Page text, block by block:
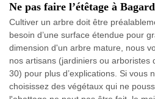
Ne pas faire l’étêtage à
Cultiver un arbre doit être
besoin d’une surface étendue pour
dimension d'un arbre mature, nous
nos artisans (jardiniers ou arboristes
30) pour plus d’explications. Si vous
choisissez des végétaux qui ne